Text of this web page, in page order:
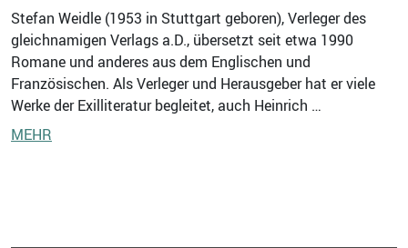
Stefan Weidle (1953 in Stuttgart geboren), Verleger des
gleichnamigen Verlags a.D., übersetzt seit etwa 1990
Romane und anderes aus dem Englischen und
Französischen. Als Verleger und Herausgeber hat er viele
Werke der Exilliteratur begleitet, auch Heinrich …
MEHR